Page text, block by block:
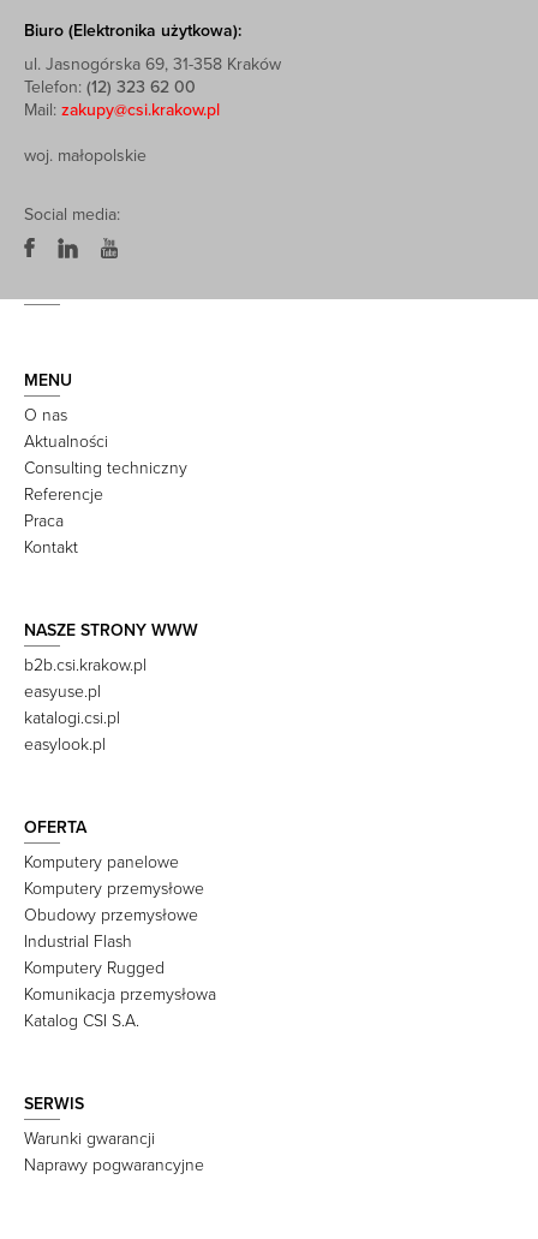
Biuro (Elektronika użytkowa):
ul. Jasnogórska 69, 31-358 Kraków
Telefon: (12) 323 62 00
Mail: zakupy@csi.krakow.pl
woj. małopolskie
Social media:
MENU
O nas
Aktualności
Consulting techniczny
Referencje
Praca
Kontakt
NASZE STRONY WWW
b2b.csi.krakow.pl
easyuse.pl
katalogi.csi.pl
easylook.pl
OFERTA
Komputery panelowe
Komputery przemysłowe
Obudowy przemysłowe
Industrial Flash
Komputery Rugged
Komunikacja przemysłowa
Katalog CSI S.A.
SERWIS
Warunki gwarancji
Naprawy pogwarancyjne